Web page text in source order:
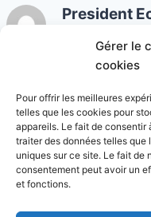
Gérer le
cookies
Pour offrir les meilleures
telles que les cookies pour
appareils. Le fait de consentir
traiter des données telles que
uniques sur ce site. Le fait de
consentement peut avoir un
et fonctions.
President
Si tous les Verts qui
posent ne serait-ce
déborder… 😉